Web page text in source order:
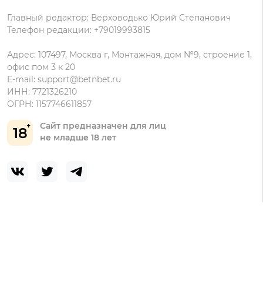
18
Сайт предназначен для лиц
не младше 18 лет
Главный редактор: Верховодько Юрий Степанович
Телефон редакции: +79019993815
Адрес: 107497, Москва г, Монтажная, дом №9, строение 1,
офис пом 3 к 20
E-mail: support@betnbet.ru
ИНН: 7721326210
ОГРН: 1157746611857